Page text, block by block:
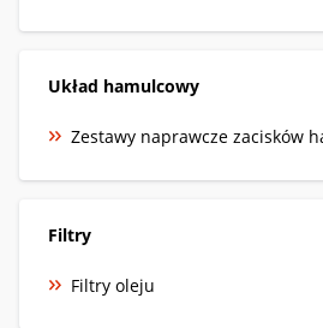
Układ hamulcowy
Zestawy naprawcze zacisków
Filtry
Filtry oleju